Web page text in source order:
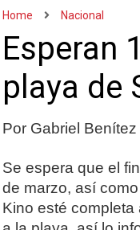
Home Nacional
Esperan
playa de
Por Gabriel Benítez
Se espera que el
de marzo, así
Kino esté